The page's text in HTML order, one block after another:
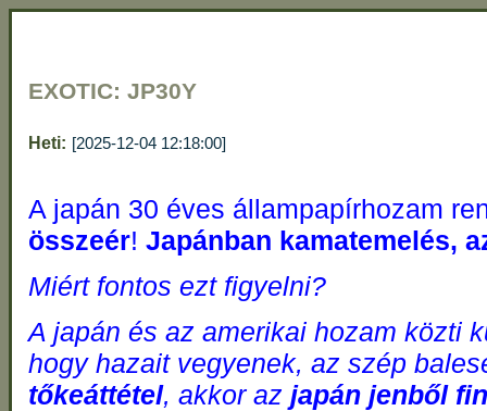
EXOTIC: JP30Y
Heti: [2025-12-04 12:18:00]
A japán 30 éves állampapírhozam
összeér! Japánban kamatemelés,
Miért fontos ezt figyelni?
A japán és az amerikai hozam közti
hogy hazait vegyenek, az szép
tőkeáttétel, akkor az japán jenből